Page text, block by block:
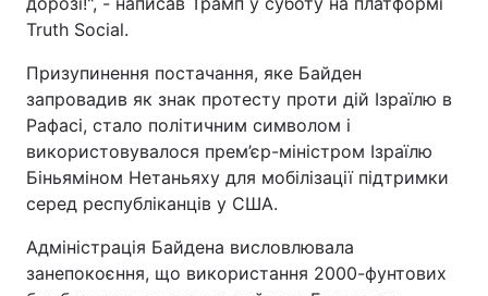
Truth Social.
Призупинення постачання, яке Байден
запровадив як знак протесту проти дій Ізраїлю в
Рафасі, стало політичним символом і
використовувалося прем’єр-міністром Ізраїлю
Біньяміном Нетаньяху для мобілізації підтримки
серед республіканців у США.
Адміністрація Байдена висловлювала
занепокоєння, що використання 2000-фунтових